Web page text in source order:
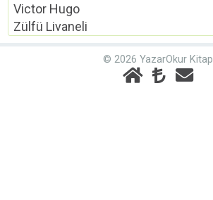
Victor Hugo
Zülfü Livaneli
© 2026 YazarOkur Kitap